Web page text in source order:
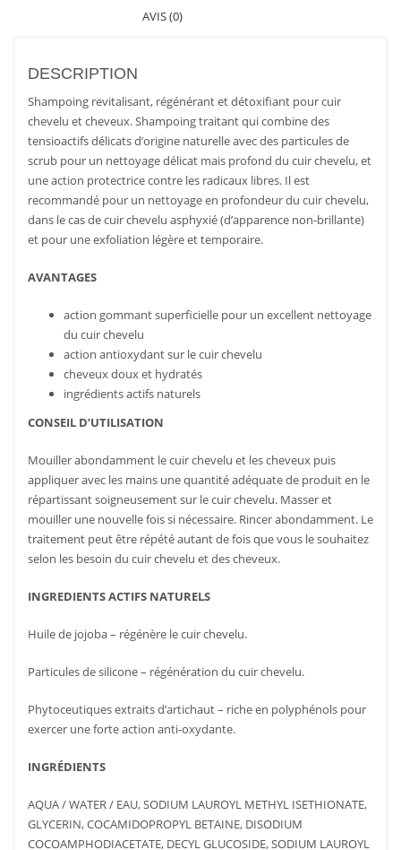
AVIS (0)
DESCRIPTION
Shampoing revitalisant, régénérant et détoxifiant pour cuir
chevelu et cheveux. Shampoing traitant qui combine des
tensioactifs délicats d’origine naturelle avec des particules de
scrub pour un nettoyage délicat mais profond du cuir chevelu, et
une action protectrice contre les radicaux libres. Il est
recommandé pour un nettoyage en profondeur du cuir chevelu,
dans le cas de cuir chevelu asphyxié (d’apparence non-brillante)
et pour une exfoliation légère et temporaire.
AVANTAGES
action gommant superficielle pour un excellent nettoyage
du cuir chevelu
action antioxydant sur le cuir chevelu
cheveux doux et hydratés
ingrédients actifs naturels
CONSEIL D’UTILISATION
Mouiller abondamment le cuir chevelu et les cheveux puis
appliquer avec les mains une quantité adéquate de produit en le
répartissant soigneusement sur le cuir chevelu. Masser et
mouiller une nouvelle fois si nécessaire. Rincer abondamment. Le
traitement peut être répété autant de fois que vous le souhaitez
selon les besoin du cuir chevelu et des cheveux.
INGREDIENTS ACTIFS NATURELS
Huile de jojoba – régénère le cuir chevelu.
Particules de silicone – régénération du cuir chevelu.
Phytoceutiques extraits d’artichaut – riche en polyphénols pour
exercer une forte action anti-oxydante.
INGRÉDIENTS
AQUA / WATER / EAU, SODIUM LAUROYL METHYL ISETHIONATE,
GLYCERIN, COCAMIDOPROPYL BETAINE, DISODIUM
COCOAMPHODIACETATE, DECYL GLUCOSIDE, SODIUM LAUROYL